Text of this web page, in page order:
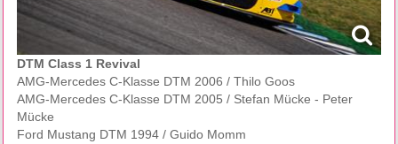
DTM Class 1 Revival
AMG-Mercedes C-Klasse DTM 2006 / Thilo Goos
AMG-Mercedes C-Klasse DTM 2005 / Stefan Mücke - Peter
Mücke
Ford Mustang DTM 1994 / Guido Momm